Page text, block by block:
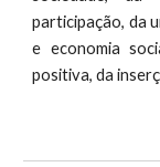
participação, da
e economia
positiva, da